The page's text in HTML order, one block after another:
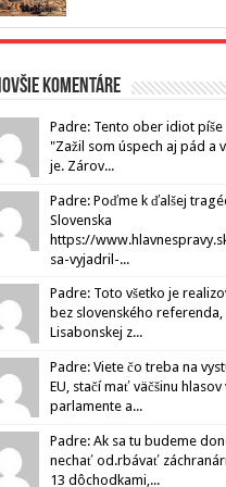
komentáre
Padre: Tento ober idiot píše
"Zažil som úspech aj pád a
je. Zárov...
Padre: Poďme k ďalšej
Slovenska
https://
sa-vyjadril-...
Padre: Toto všetko je
bez slovenského
Lisabonskej z...
Padre: Viete čo treba na
EU, stačí mať väčšinu hlasov
parlamente a...
Padre: Ak sa tu budeme
nechať od.rbávať
13 dôchodkami,...